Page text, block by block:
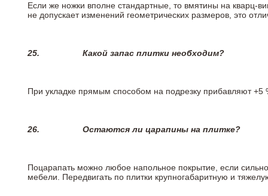
Если же ножки вполне стандартные, то вмятины на кварц-
не допускает изменений геометрических размеров, это
25. Какой запас плитки необходим?
При укладке прямым способом на подрезку прибавляют +5
26. Остаются ли царапины на плитке?
Поцарапать можно любое напольное покрытие, если
мебели. Передвигать по плитки крупногабаритную и